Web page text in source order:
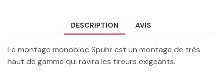
DESCRIPTION AVIS
Le montage monobloc Spuhr est un montage de très
haut de gamme qui ravira les tireurs exigeants.